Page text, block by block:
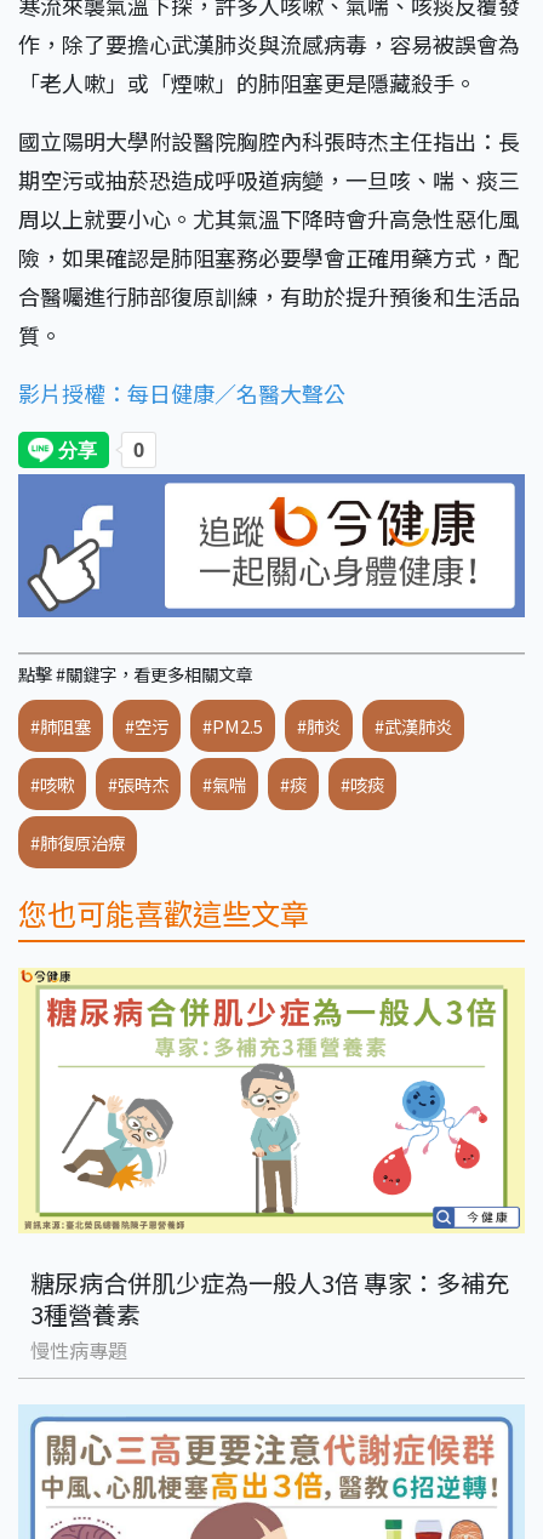
作，除了要擔心武漢肺炎與流感病毒，容易被誤會為
「老人嗽」或「煙嗽」的肺阻塞更是隱藏殺手。
國立陽明大學附設醫院胸腔內科張時杰主任指出：長
期空污或抽菸恐造成呼吸道病變，一旦咳、喘、痰三
周以上就要小心。尤其氣溫下降時會升高急性惡化風
險，如果確認是肺阻塞務必要學會正確用藥方式，配
合醫囑進行肺部復原訓練，有助於提升預後和生活品
質。
影片授權：每日健康／名醫大聲公
點擊 #關鍵字，看更多相關文章
#肺阻塞 #空污 #PM2.5 #肺炎 #武漢肺炎
#咳嗽 #張時杰 #氣喘 #痰 #咳痰
#肺復原治療
您也可能喜歡這些文章
糖尿病合併肌少症為一般人3倍 專家：多補充
3種營養素
慢性病專題